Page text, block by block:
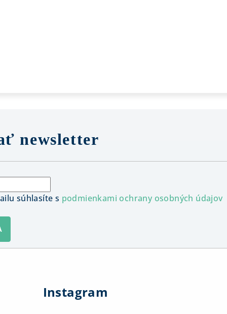
newsletter
súhlasíte s podmienkami ochrany osobných údajov
Instagram